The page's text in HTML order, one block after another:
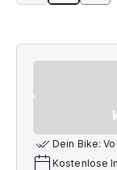
Dein Bike:
Kostenlose